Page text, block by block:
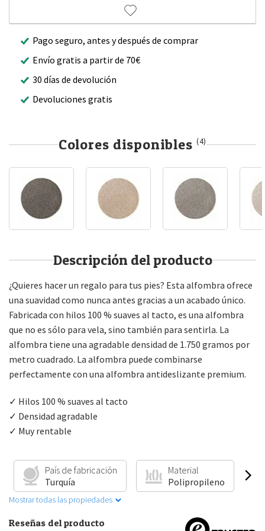
Pago seguro, antes y después de comprar
Envío gratis a partir de 70€
30 días de devolución
Devoluciones gratis
Colores disponibles (4)
Descripción del producto
¿Quieres hacer un regalo para tus pies? Esta alfombra ofrece
una suavidad como nunca antes gracias a un acabado único.
Fabricada con hilos 100 % suaves al tacto, es una alfombra
que no es sólo para vela, sino también para sentirla. La
alfombra tiene una agradable densidad de 1.750 gramos por
metro cuadrado. La alfombra puede combinarse
perfectamente con una alfombra antideslizante premium.
✓ Hilos 100 % suaves al tacto
✓ Densidad agradable
✓ Muy rentable
País de fabricación
Turquía
Material
Polipropileno
Mostrar todas las propiedades
Reseñas del producto